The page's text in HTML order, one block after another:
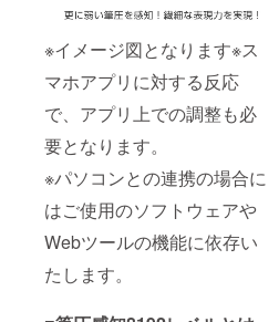
※イメージ図となります※ス
マホアプリに対する反応
で、アプリ上での調整も必
要となります。
※パソコンとの連携の場合に
はご使用のソフトウェアや
Webツールの機能に依存い
たします。